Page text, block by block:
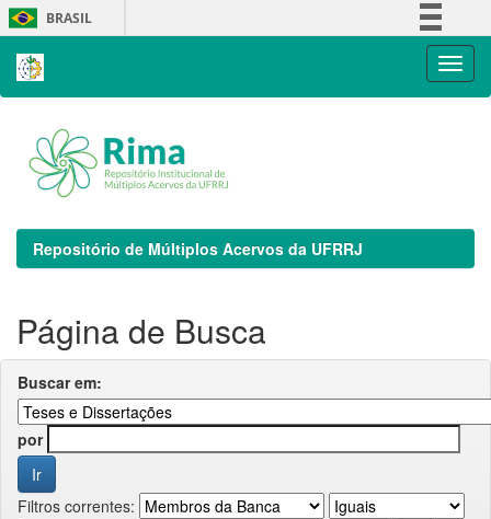
Skip
navigation
BRASIL
Repositório de Múltiplos Acervos da UFRRJ
Página de Busca
Buscar em:
por
Filtros correntes: